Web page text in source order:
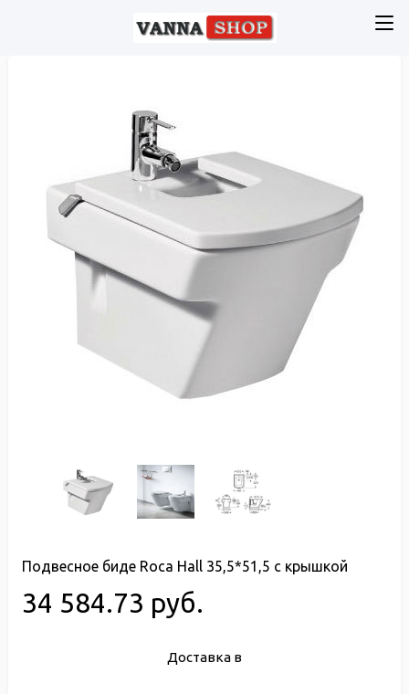
Подвесное биде Roca Hall 35,5*51,5 с крышкой
34 584.73 руб.
Доставка в